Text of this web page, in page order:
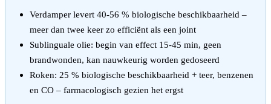
Verdamper levert 40-56 % biologische beschikbaarheid –
meer dan twee keer zo efficiënt als een joint
Sublinguale olie: begin van effect 15-45 min, geen
brandwonden, kan nauwkeurig worden gedoseerd
Roken: 25 % biologische beschikbaarheid + teer, benzenen
en CO – farmacologisch gezien het ergst